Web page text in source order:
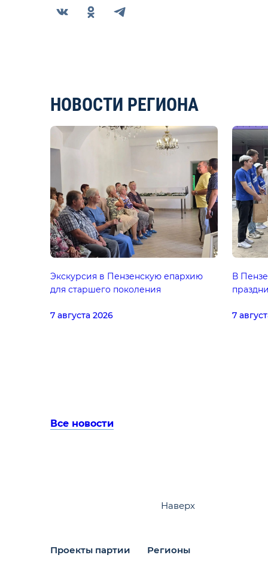
НОВОСТИ РЕГИОНА
Экскурсия в Пензенскую епархию
для старшего поколения
7 августа 2026
В
7
Все новости
Проекты партии Регионы
Наверх